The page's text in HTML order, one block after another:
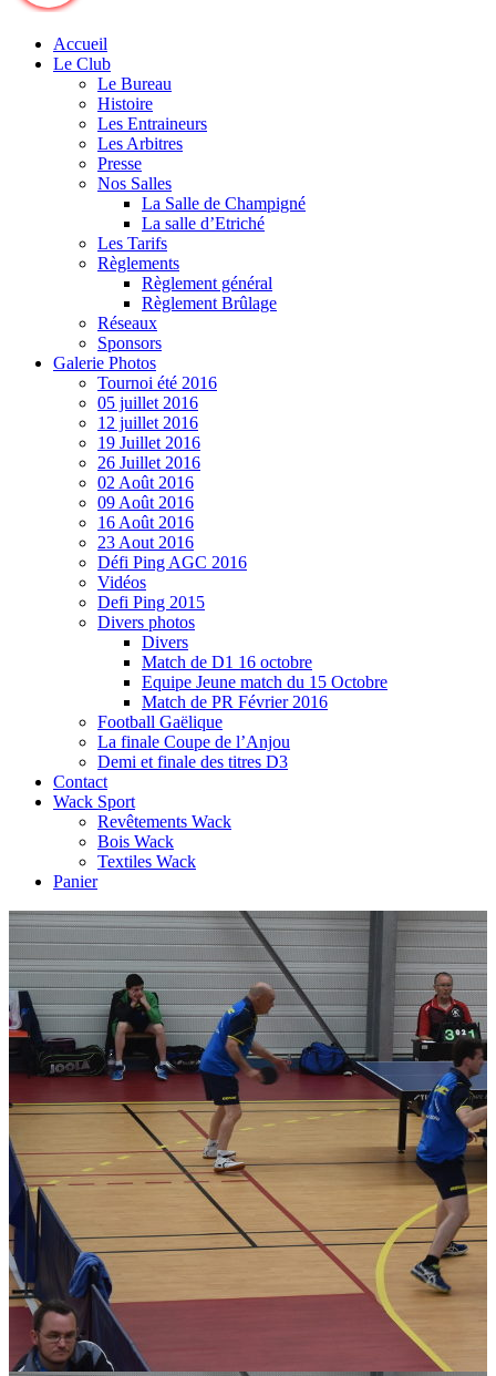
Accueil
Le Club
Le Bureau
Histoire
Les Entraineurs
Les Arbitres
Presse
Nos Salles
La Salle de Champigné
La salle d’Etriché
Les Tarifs
Règlements
Règlement général
Règlement Brûlage
Réseaux
Sponsors
Galerie Photos
Tournoi été 2016
05 juillet 2016
12 juillet 2016
19 Juillet 2016
26 Juillet 2016
02 Août 2016
09 Août 2016
16 Août 2016
23 Aout 2016
Défi Ping AGC 2016
Vidéos
Defi Ping 2015
Divers photos
Divers
Match de D1 16 octobre
Equipe Jeune match du 15 Octobre
Match de PR Février 2016
Football Gaëlique
La finale Coupe de l’Anjou
Demi et finale des titres D3
Contact
Wack Sport
Revêtements Wack
Bois Wack
Textiles Wack
Panier